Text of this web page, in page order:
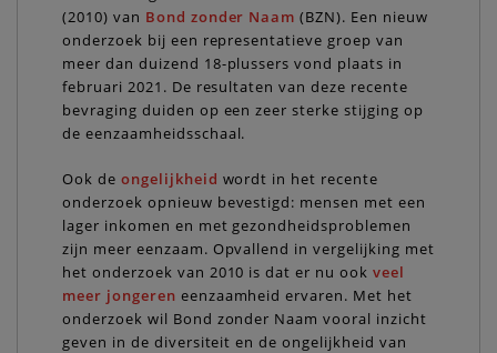
(2010) van Bond zonder Naam (BZN). Een nieuw
onderzoek bij een representatieve groep van
meer dan duizend 18-plussers vond plaats in
februari 2021. De resultaten van deze recente
bevraging duiden op een zeer sterke stijging op
de eenzaamheidsschaal.
Ook de ongelijkheid wordt in het recente
onderzoek opnieuw bevestigd: mensen met een
lager inkomen en met gezondheidsproblemen
zijn meer eenzaam. Opvallend in vergelijking met
het onderzoek van 2010 is dat er nu ookveel
meer jongeren eenzaamheid ervaren. Met het
onderzoek wil Bond zonder Naam vooral inzicht
geven in de diversiteit en de ongelijkheid van